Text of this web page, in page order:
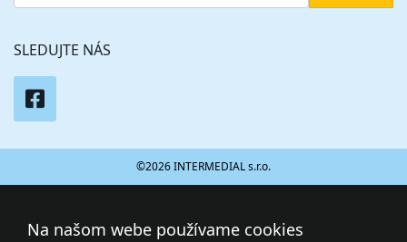
SLEDUJTE NÁS
©2026 INTERMEDIAL s.r.o.
Na našom webe používame cookies